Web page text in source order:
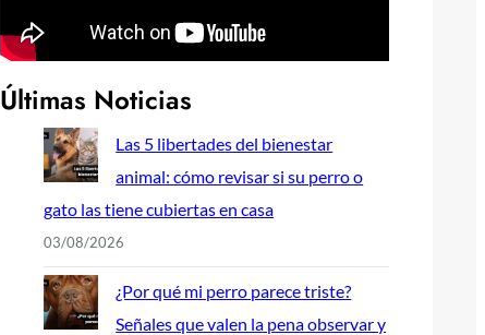
Últimas Noticias
Las 5 libertades del bienestar
animal: cómo revisar si su perro o
gato las tiene cubiertas en casa
03/08/2026
¿Por qué mi perro parece triste?
Señales que valen la pena observar y